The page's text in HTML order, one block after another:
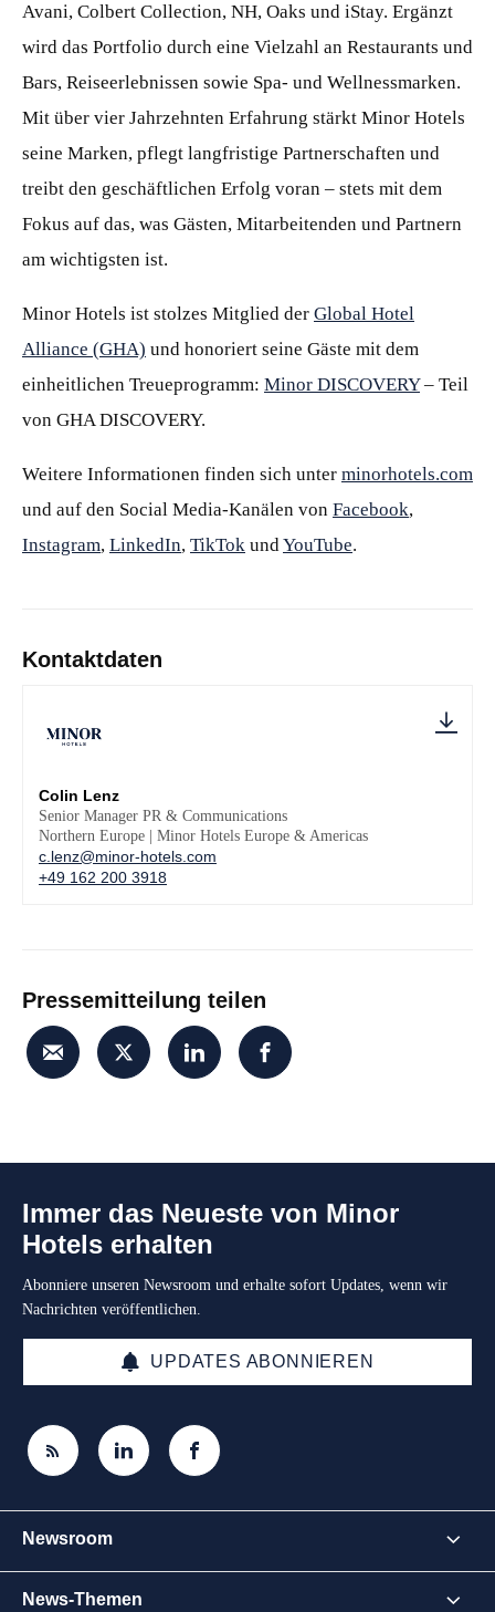
Avani, Colbert Collection, NH, Oaks und iStay. Ergänzt
wird das Portfolio durch eine Vielzahl an Restaurants und
Bars, Reiseerlebnissen sowie Spa- und Wellnessmarken.
Mit über vier Jahrzehnten Erfahrung stärkt Minor Hotels
seine Marken, pflegt langfristige Partnerschaften und
treibt den geschäftlichen Erfolg voran – stets mit dem
Fokus auf das, was Gästen, Mitarbeitenden und Partnern
am wichtigsten ist.
Minor Hotels ist stolzes Mitglied der Global Hotel
Alliance (GHA) und honoriert seine Gäste mit dem
einheitlichen Treueprogramm: Minor DISCOVERY– Teil
von GHA DISCOVERY.
Weitere Informationen finden sich unter minorhotels.com
und auf den Social Media-Kanälen von Facebook,
Instagram, LinkedIn, TikTok undYouTube.
Kontaktdaten
Colin Lenz
Senior Manager PR & Communications
Northern Europe | Minor Hotels Europe & Americas
c.lenz@minor-hotels.com
+49 162 200 3918
Pressemitteilung teilen
Immer das Neueste von Minor
Hotels erhalten
Abonniere unseren Newsroom und erhalte sofort Updates, wenn wir
Nachrichten veröffentlichen.
UPDATES ABONNIEREN
Newsroom
News-Themen